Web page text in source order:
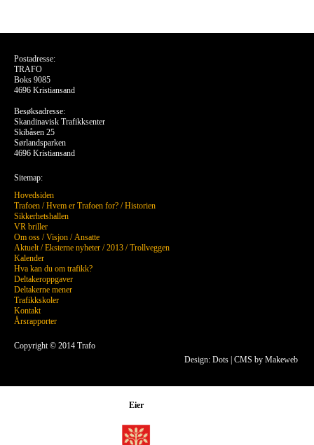
Design: Dots CMS by Makeweb
Postadresse:
TRAFO
Boks 9085
4696 Kristiansand
Besøksadresse:
Skandinavisk Trafikksenter
Skibåsen 25
Sørlandsparken
4696 Kristiansand
Sitemap:
Hovedsiden
Trafoen /Hvem er Trafoen for? /Historien
Sikkerhetshallen
VR briller
Om oss /Visjon /Ansatte
Aktuelt/Eksterne nyheter /2013 /Trollveggen
Kalender
Hva kan du om trafikk?
Deltakeroppgaver
Deltakerne mener
Trafikkskoler
Kontakt
Årsrapporter
Copyright © 2014 Trafo
Eier